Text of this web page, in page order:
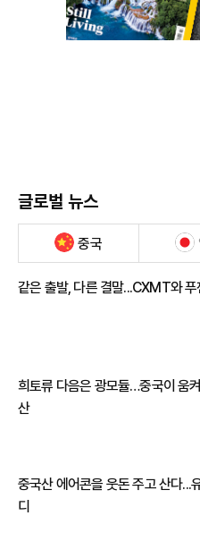
글로벌 뉴스
중국
같은 출발, 다른 결말...CXMT와
희토류 다음은 광모듈…중국이 움
산
중국산 에어콘을 웃돈 주고 산다...
디